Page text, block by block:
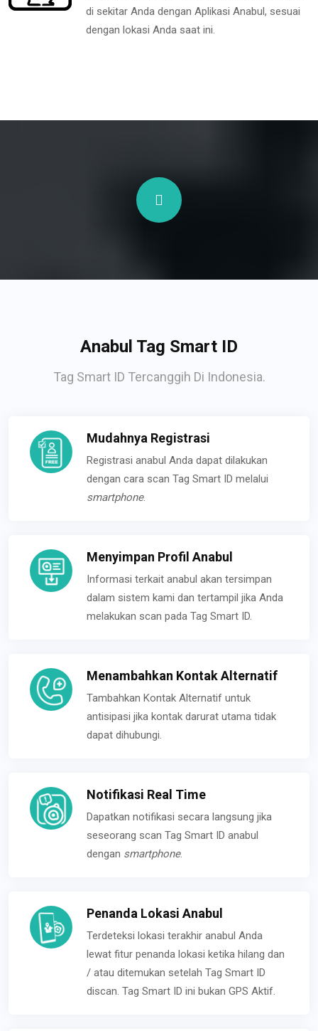
di sekitar Anda dengan Aplikasi Anabul, sesuai
dengan lokasi Anda saat ini.
Anabul Tag Smart ID
Tag Smart ID Tercanggih Di Indonesia.
Mudahnya Registrasi
Registrasi anabul Anda dapat dilakukan
dengan cara scan Tag Smart ID melalui
smartphone.
Menyimpan Profil Anabul
Informasi terkait anabul akan tersimpan
dalam sistem kami dan tertampil jika Anda
melakukan scan pada Tag Smart ID.
Menambahkan Kontak Alternatif
Tambahkan Kontak Alternatif untuk
antisipasi jika kontak darurat utama tidak
dapat dihubungi.
Notifikasi Real Time
Dapatkan notifikasi secara langsung jika
seseorang scan Tag Smart ID anabul
dengan smartphone.
Penanda Lokasi Anabul
Terdeteksi lokasi terakhir anabul Anda
lewat fitur penanda lokasi ketika hilang dan
/ atau ditemukan setelah Tag Smart ID
discan. Tag Smart ID ini bukan GPS Aktif.